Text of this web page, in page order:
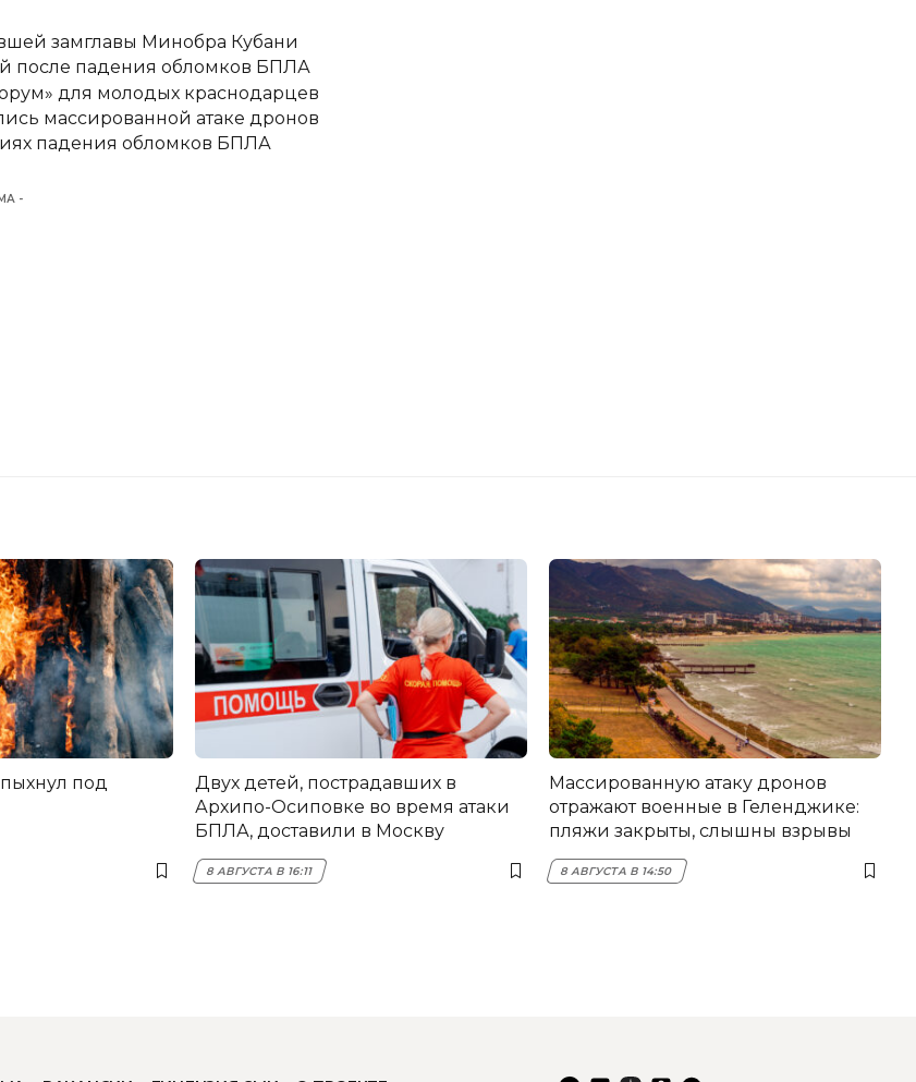
замглавы Минобра Кубани
после падения обломков БПЛА
для молодых краснодарцев
массированной атаке дронов
падения обломков БПЛА
-
под
Двух детей, пострадавших в
Архипо-Осиповке во время атаки
БПЛА, доставили в Москву
8 АВГУСТА В 16:11
Массированную атаку дронов
отражают военные в Геленджике:
пляжи закрыты, слышны взрывы
8 АВГУСТА В 14:50